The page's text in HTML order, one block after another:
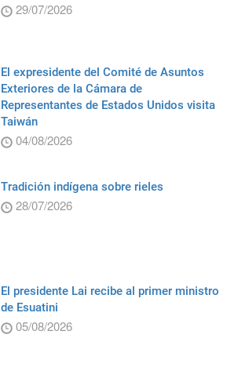
29/07/2026
El expresidente del Comité de Asuntos
Exteriores de la Cámara de
Representantes de Estados Unidos visita
Taiwán
04/08/2026
Tradición indígena sobre rieles
28/07/2026
El presidente Lai recibe al primer ministro
de Esuatini
05/08/2026